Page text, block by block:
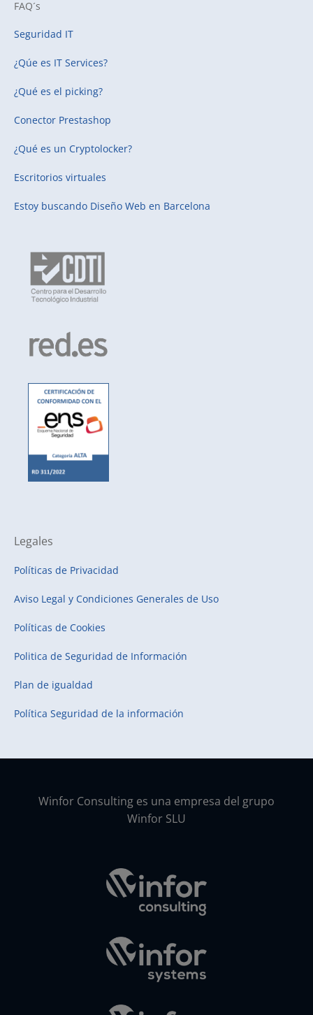
FAQ´s
Seguridad IT
¿Qúe es IT Services?
¿Qué es el picking?
Conector Prestashop
¿Qué es un Cryptolocker?
Escritorios virtuales
Estoy buscando Diseño Web en Barcelona
Legales
Políticas de Privacidad
Aviso Legal y Condiciones Generales de Uso
Políticas de Cookies
Politica de Seguridad de Información
Plan de igualdad
Política Seguridad de la información
Winfor Consulting es una empresa del grupo
Winfor SLU